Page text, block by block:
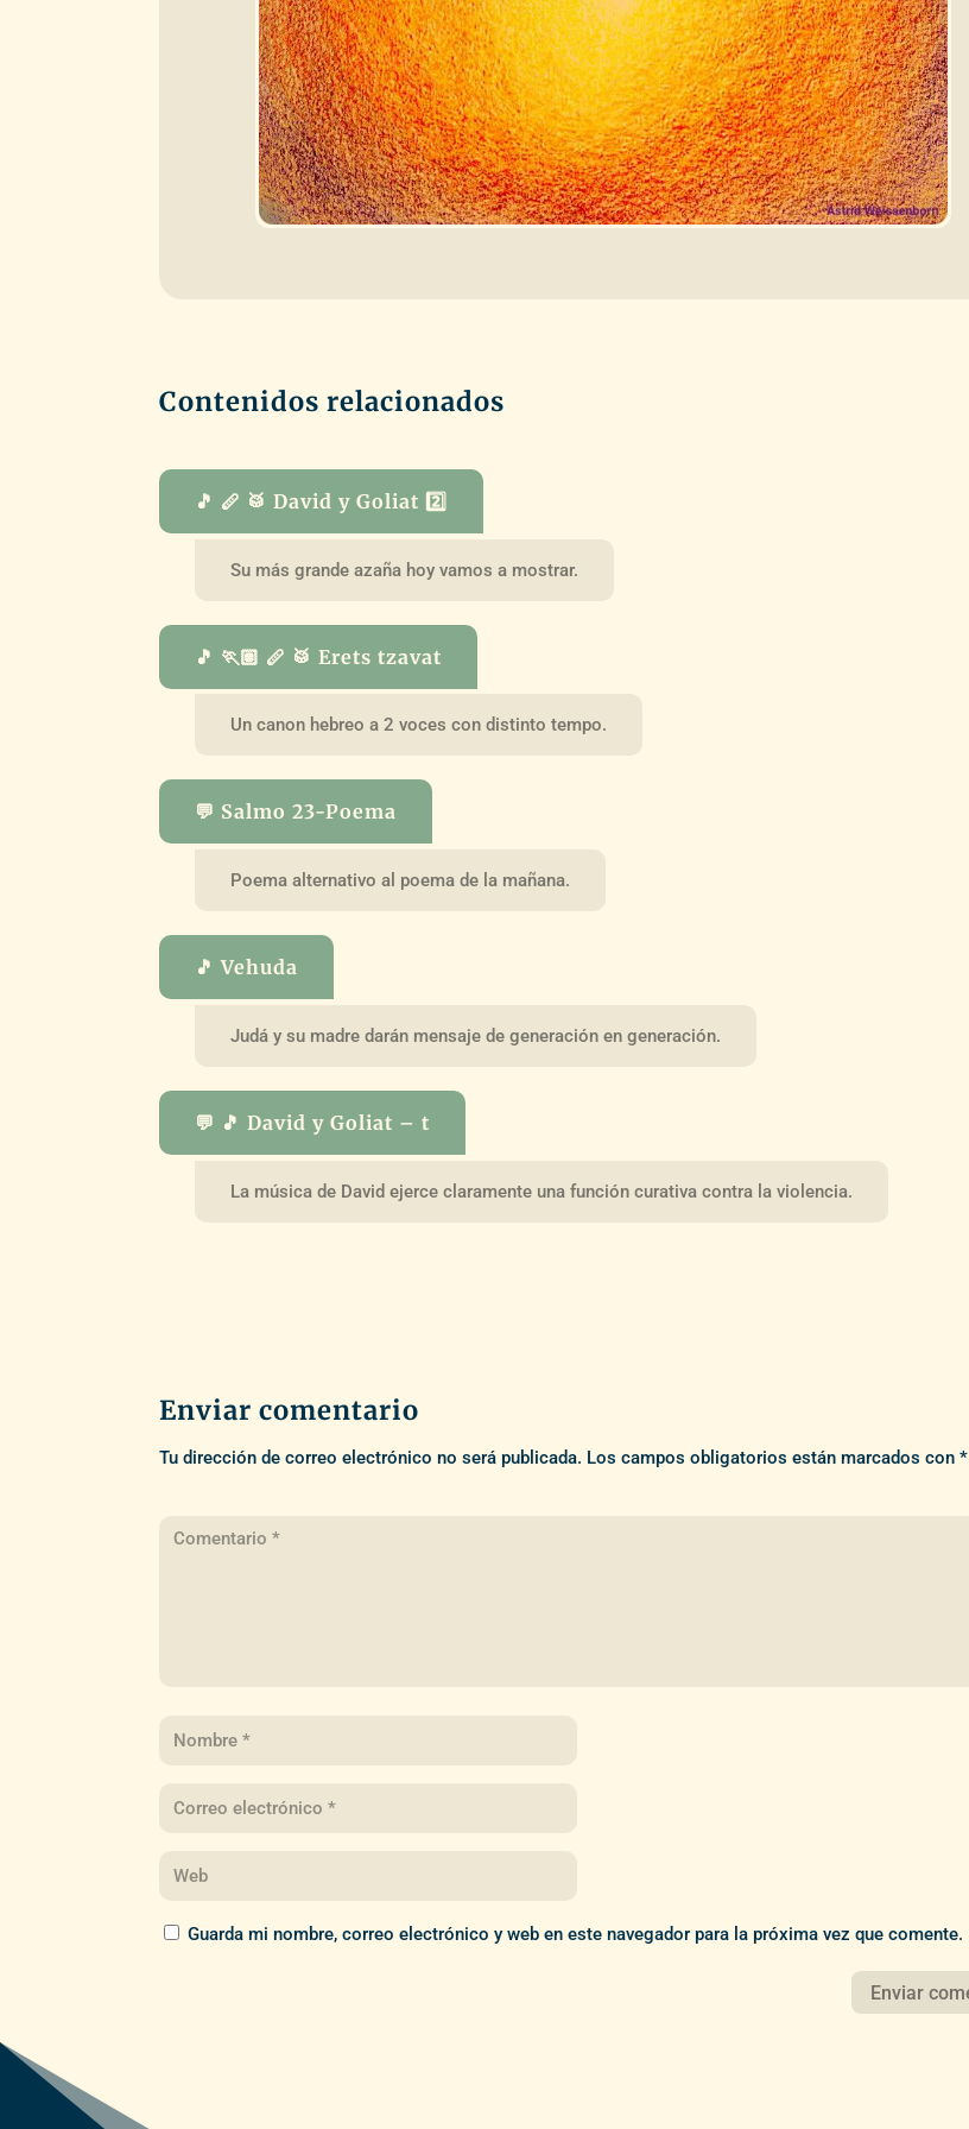
Contenidos relacionados
🎵 🪈 🥁 David y Goliat 2️⃣
Su más grande azaña hoy vamos a mostrar.
🎵 🏃🏽 🪈 🥁 Erets tzavat
Un canon hebreo a 2 voces con distinto tempo.
💬 Salmo 23-Poema
Poema alternativo al poema de la mañana.
🎵 Vehuda
Judá y su madre darán mensaje de generación en generación.
💬 🎵 David y Goliat – t
La música de David ejerce claramente una función curativa contra la violencia.
Enviar comentario
Tu dirección de correo electrónico no será publicada. Los campos obligatorios están marcados con*
Guarda mi nombre, correo electrónico y web en este navegador para la próxima vez que comente.